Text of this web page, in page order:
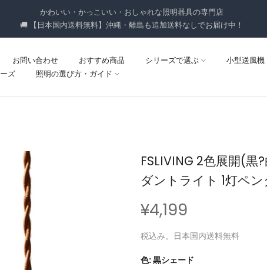
かわいい・かっこいい・おしゃれな照明器具の専門店
🚚 【日本国内送料無料】沖縄・離島も追加送料なしでお届け中！
お問い合わせ おすすめ商品 シリーズで選ぶ 小型送風機
ズ 照明の選び方・ガイド
FSLIVING 2色展開(黒
ダントライト 1灯ペ
¥4,199
税込み。日本国内送料無料
色:黒シェード